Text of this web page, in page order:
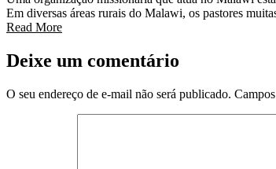
Em diversas áreas rurais do Malawi, os pastores
Read More
Deixe um comentário
O seu endereço de e-mail não será publicado.